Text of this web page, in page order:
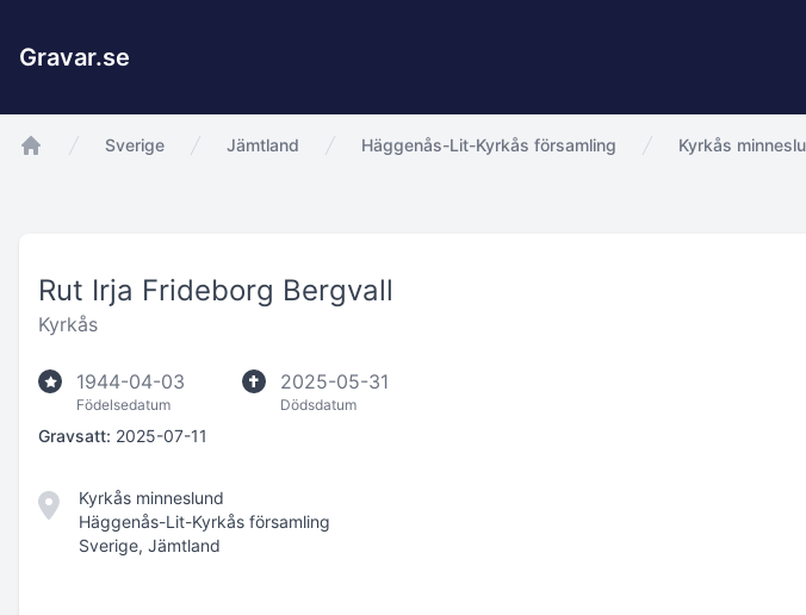
Gravar.se
Sverige Jämtland Häggenås-Lit-Kyrkås församling Kyrkås
Rut Irja Frideborg Bergvall
Kyrkås
1944-04-03
Födelsedatum
2025-05-31
Dödsdatum
Gravsatt: 2025-07-11
Kyrkås minneslund
Häggenås-Lit-Kyrkås församling
Sverige, Jämtland